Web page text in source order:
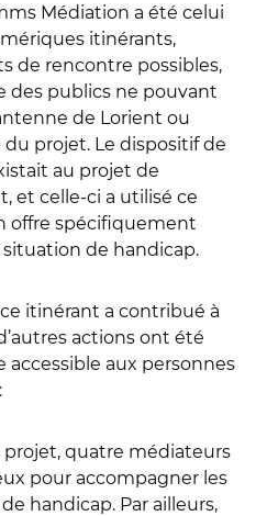
Médiation a été celui
itinérants,
de rencontre possibles,
des publics ne pouvant
de Lorient ou
du projet. Le dispositif de
au projet de
et celle-ci a utilisé ce
offre spécifiquement
de handicap.
itinérant a contribué à
actions ont été
aux personnes
projet, quatre médiateurs
pour accompagner les
handicap. Par ailleurs,